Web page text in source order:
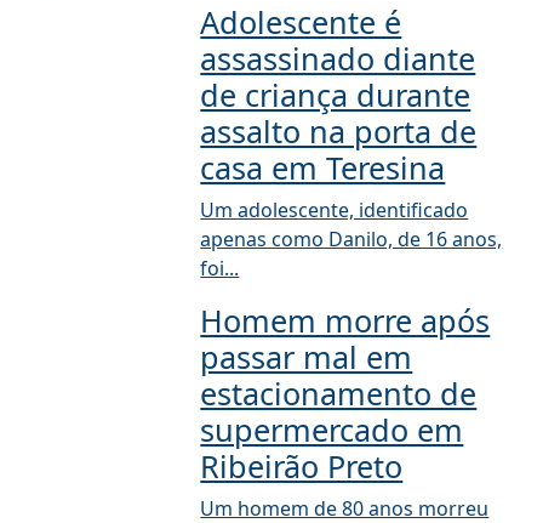
Adolescente é
assassinado diante
de criança durante
assalto na porta de
casa em Teresina
Um adolescente, identificado
apenas como Danilo, de 16 anos,
foi...
Homem morre após
passar mal em
estacionamento de
supermercado em
Ribeirão Preto
Um homem de 80 anos morreu